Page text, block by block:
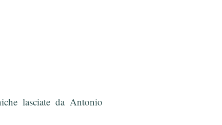
lasciate da Antonio